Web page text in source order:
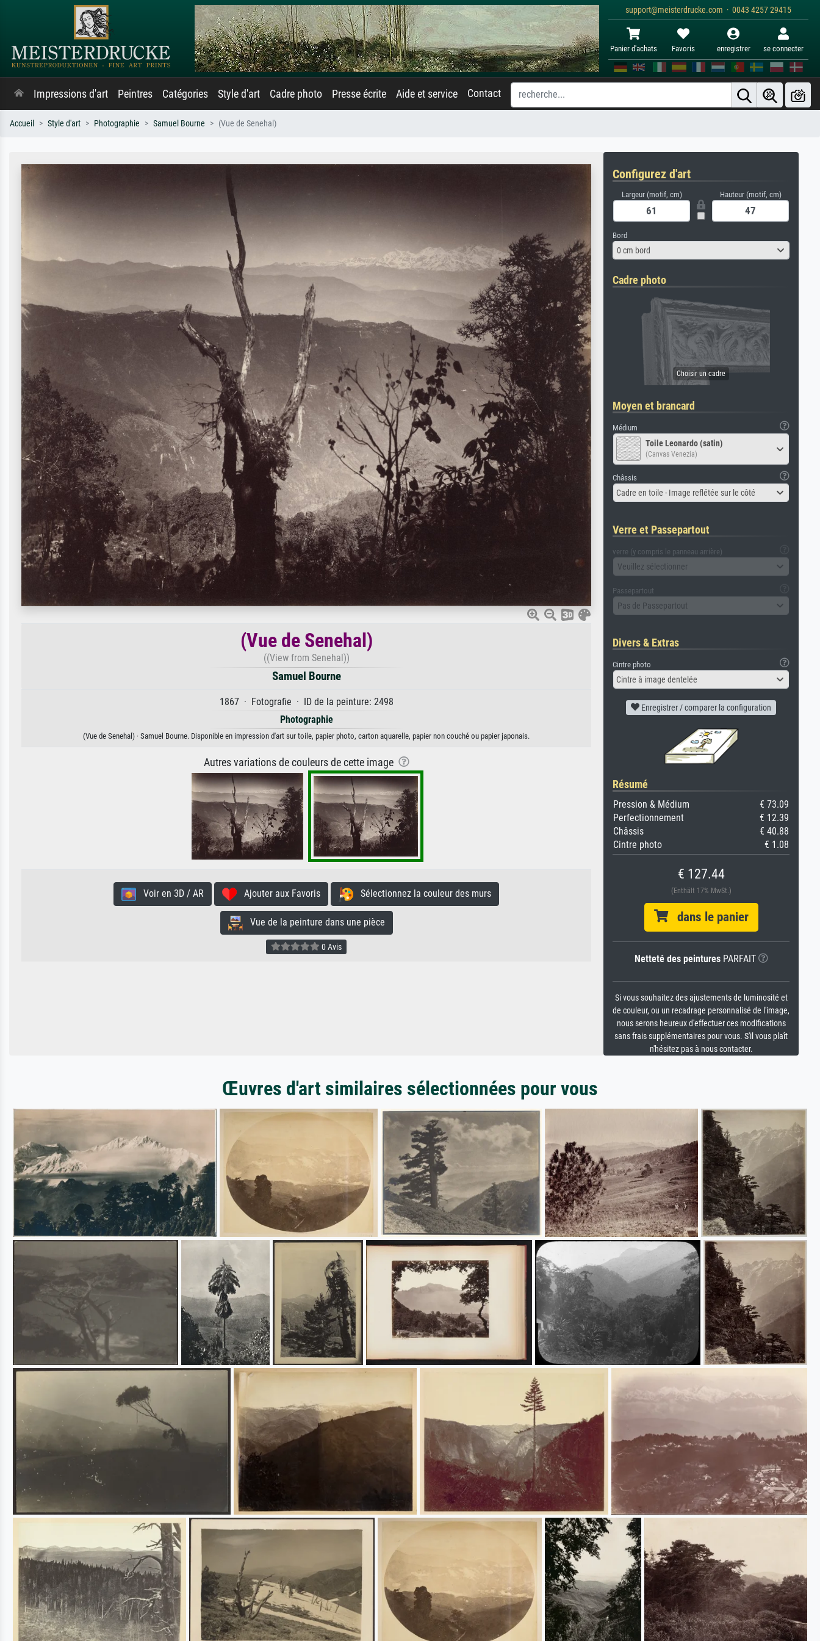
support@meisterdrucke.com · 0043 4257 29415
Panier d'achats Favoris enregistrer se connecter
Impressions d'art Peintres Catégories Style d'art Cadre photo Presse écrite Aide et service Contact
Accueil Style d'art Photographie Samuel Bourne (Vue de Senehal)
(Vue de Senehal)
((View from Senehal))
Samuel Bourne
1867 · Fotografie · ID de la peinture: 2498
Photographie
(Vue de Senehal) · Samuel Bourne. Disponible en impression d'art sur toile, papier photo, carton aquarelle, papier non couché ou papier japonais.
Autres variations de couleurs de cette image
Voir en 3D / AR Ajouter aux Favoris Sélectionnez la couleur des murs
Vue de la peinture dans une pièce
0 Avis
Configurez d'art
Largeur (motif, cm) Hauteur (motif, cm)
Bord
0 cm bord
Cadre photo
Moyen et brancard
Médium
Toile Leonardo (satin)
(Canvas Venezia)
Châssis
Cadre en toile - Image reflétée sur le côté
Verre et Passepartout
verre (y compris le panneau arrière)
Veuillez sélectionner
Passepartout
Pas de Passepartout
Divers & Extras
Cintre photo
Cintre à image dentelée
Enregistrer / comparer la configuration
Résumé
Pression & Médium
€ 73.09
Perfectionnement
€ 12.39
Châssis
€ 40.88
Cintre photo
€ 1.08
€ 127.44
(Enthält 17% MwSt.)
dans le panier
Netteté des peinturesPARFAIT
Si vous souhaitez des ajustements de luminosité et
de couleur, ou un recadrage personnalisé de l'image,
nous serons heureux d'effectuer ces modifications
sans frais supplémentaires pour vous. S'il vous plaît
n'hésitez pas à nous contacter.
Œuvres d'art similaires sélectionnées pour vous